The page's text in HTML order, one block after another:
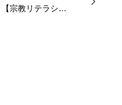
宗教リテラシー